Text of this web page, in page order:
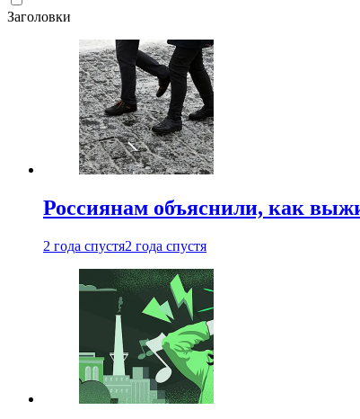
Заголовки
Россиянам объяснили, как
2 года спустя2 года спустя